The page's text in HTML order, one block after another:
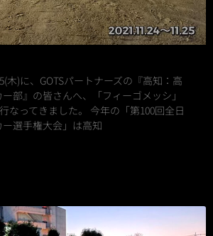
木)に、GOTSパートナーズの『高知：高
部』の皆さんへ、「フィーゴメッシ」
なってきました。 今年の「第100回全日
選手権大会」は高知